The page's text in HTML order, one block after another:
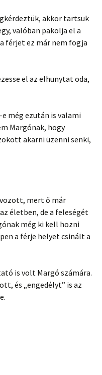
akkor tartsuk
valóban pakolja el a
férjet ez már nem fogja
el az elhunytat oda,
még ezután is valami
Margónak, hogy
akarni üzenni senki,
mert ő már
életben, de a feleségét
még ki kell hozni
a férje helyet csinált a
is volt Margó számára.
és „engedélyt” is az